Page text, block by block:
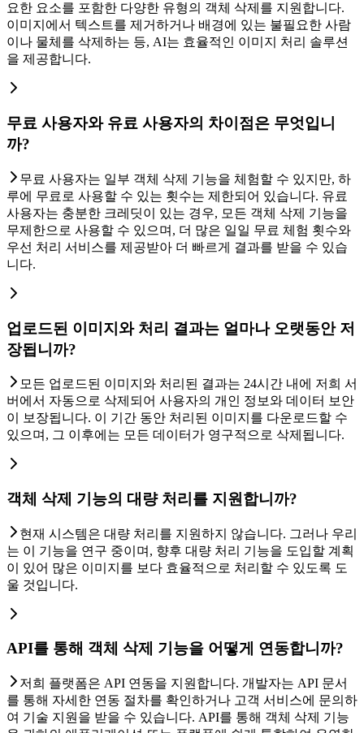
요한 요소를 포함한 다양한 유형의 객체 삭제를 지원합니다.
이미지에서 텍스트를 제거하거나 배경에 있는 불필요한 사람
이나 물체를 삭제하는 등, AI는 효율적인 이미지 처리 솔루션
을 제공합니다.
무료 사용자와 유료 사용자의 차이점은 무엇입니
까?
무료 사용자는 일부 객체 삭제 기능을 체험할 수 있지만, 하
루에 무료로 사용할 수 있는 횟수는 제한되어 있습니다. 유료
사용자는 충분한 크레딧이 있는 경우, 모든 객체 삭제 기능을
무제한으로 사용할 수 있으며, 더 많은 일일 무료 체험 횟수와
우선 처리 서비스를 제공받아 더 빠르게 결과를 받을 수 있습
니다.
업로드된 이미지와 처리 결과는 얼마나 오랫동안 저
장됩니까?
모든 업로드된 이미지와 처리된 결과는 24시간 내에 저희 서
버에서 자동으로 삭제되어 사용자의 개인 정보와 데이터 보안
이 보장됩니다. 이 기간 동안 처리된 이미지를 다운로드할 수
있으며, 그 이후에는 모든 데이터가 영구적으로 삭제됩니다.
객체 삭제 기능의 대량 처리를 지원합니까?
현재 시스템은 대량 처리를 지원하지 않습니다. 그러나 우리
는 이 기능을 연구 중이며, 향후 대량 처리 기능을 도입할 계획
이 있어 많은 이미지를 보다 효율적으로 처리할 수 있도록 도
울 것입니다.
API를 통해 객체 삭제 기능을 어떻게 연동합니까?
저희 플랫폼은 API 연동을 지원합니다. 개발자는 API 문서
를 통해 자세한 연동 절차를 확인하거나 고객 서비스에 문의하
여 기술 지원을 받을 수 있습니다. API를 통해 객체 삭제 기능